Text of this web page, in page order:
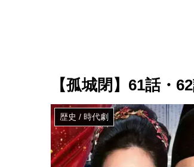
【孤城閉】61話・
歴史 / 時代劇